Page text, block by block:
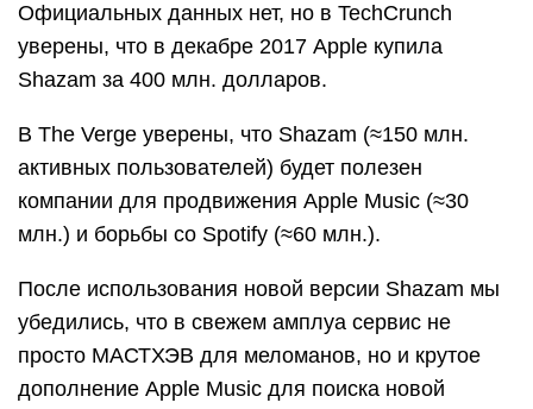
Официальных данных нет, но в TechCrunch
уверены, что в декабре 2017 Apple купила
Shazam за 400 млн. долларов.
В The Verge уверены, что Shazam (≈150 млн.
активных пользователей) будет полезен
компании для продвижения Apple Music (≈30
млн.) и борьбы со Spotify (≈60 млн.).
После использования новой версии Shazam мы
убедились, что в свежем амплуа сервис не
просто МАСТХЭВ для меломанов, но и крутое
дополнение Apple Music для поиска новой